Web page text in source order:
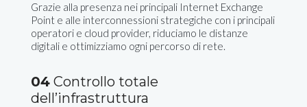
Grazie alla presenza nei principali Internet Exchange
Point e alle interconnessioni strategiche con i principali
operatori e cloud provider, riduciamo le distanze
digitali e ottimizziamo ogni percorso di rete.
04 Controllo totale
dell’infrastruttura